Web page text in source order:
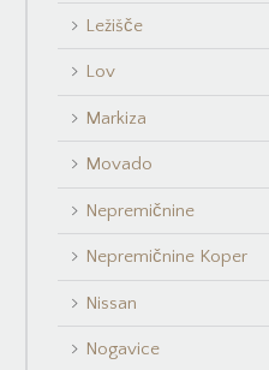
Ležišče
Lov
Markiza
Movado
Nepremičnine
Nepremičnine Koper
Nissan
Nogavice